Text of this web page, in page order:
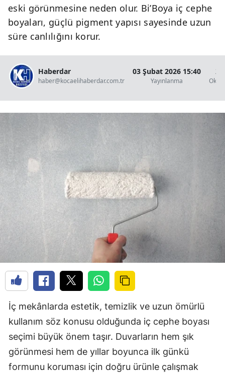
eski görünmesine neden olur. Bi’Boya iç cephe
boyaları, güçlü pigment yapısı sayesinde uzun
süre canlılığını korur.
Haberdar
haber@kocaelihaberdar.com.tr
03 Şubat 2026 15:40
Yayınlanma
2
İç mekânlarda estetik, temizlik ve uzun ömürlü
kullanım söz konusu olduğunda iç cephe boyası
seçimi büyük önem taşır. Duvarların hem şık
görünmesi hem de yıllar boyunca ilk günkü
formunu koruması için doğru ürünle çalışmak